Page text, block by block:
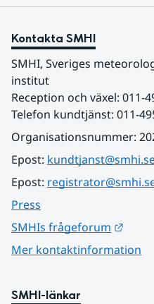
Kontakta SMHI
SMHI, Sveriges
institut
Reception och växel: 011-
Telefon kundtjänst: 011-
Organisationsnummer:
Epost:
Epost:
Press
SMHIs frågeforum
Mer kontaktinformation
SMHI-länkar